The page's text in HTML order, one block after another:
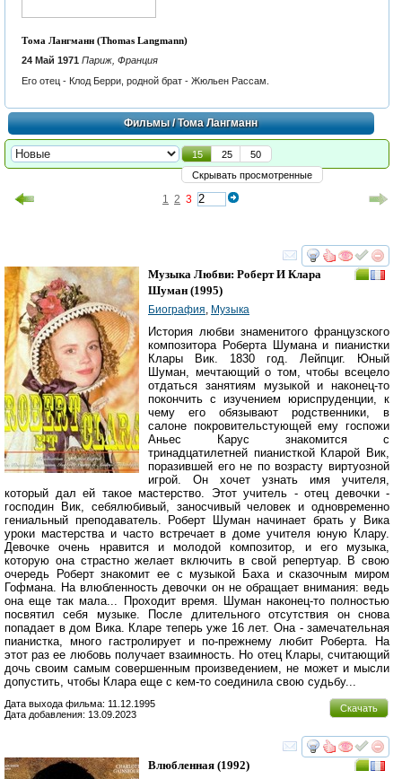
Тома Лангманн (Thomas Langmann)
24 Май 1971 Париж, Франция
Eго отeц - Клод Бeрри, родной брат - Жюльен Рассам.
Фильмы/ Тома Лангманн
15 25
50
Скрывать просмотренные
1 2 3
смотреть
Музыка Любви: Роберт И Клара
Шуман (1995)
Биография Музыка
История любви знаменитого французского
композитора Роберта Шумана и пианистки
Клары Вик. 1830 год. Лейпциг. Юный
Шуман, мечтающий о том, чтобы всецело
отдаться занятиям музыкой и наконец-то
покончить с изучением юриспруденции, к
чему его обязывают родственники, в
салоне покровительстующей ему госпожи
Аньес Карус знакомится с
тринадцатилетней пианисткой Кларой Вик,
поразившей его не по возрасту виртуозной
игрой. Он хочет узнать имя учителя,
который дал ей такое мастерство. Этот учитель - отец девочки -
господин Вик, себялюбивый, заносчивый человек и одновременно
гениальный преподаватель. Роберт Шуман начинает брать у Вика
уроки мастерства и часто встречает в доме учителя юную Клару.
Девочке очень нравится и молодой композитор, и его музыка,
которую она страстно желает включить в свой репертуар. В свою
очередь Роберт знакомит ее с музыкой Баха и сказочным миром
Гофмана. На влюбленность девочки он не обращает внимания: ведь
она еще так мала... Проходит время. Шуман наконец-то полностью
посвятил себя музыке. После длительного отсутствия он снова
попадает в дом Вика. Кларе теперь уже 16 лет. Она - замечательная
пианистка, много гастролирует и по-прежнему любит Роберта. На
этот раз ее любовь получает взаимность. Но отец Клары, считающий
дочь своим самым совершенным произведением, не может и мысли
допустить, чтобы Клара еще с кем-то соединила свою судьбу...
Скачать
Дата выхода фильма: 11.12.1995
Дата добавления: 13.09.2023
смотреть
Влюбленная (1992)